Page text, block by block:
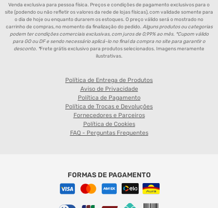
Venda exclusiva para pessoa física. Preços e condições de pagamento exclusivos para o
site (podendo ou não refletir os valores da rede de lojas físicas), com validade somente para
o dia de hoje ou enquanto durarem os estoques. O preço válido será o mostrado no
carrinho de compras, no momento da finalização do pedido. Alguns produtos ou categorias
podem ter condições comerciais exclusivas, com juros de 0,99% ao mês. *Cupom válido
para GO ou DF e sendo necessário aplicá-lo no final da compra no site para garantir o
desconto. *Frete grátis exclusivo para produtos selecionados. Imagens meramente
ilustrativas.
Política de Entrega de Produtos
Aviso de Privacidade
Política de Pagamento
Política de Trocas e Devoluções
Fornecedores e Parceiros
Política de Cookies
FAQ - Perguntas Frequentes
FORMAS DE PAGAMENTO